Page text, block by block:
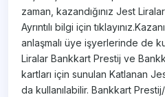
zaman, kazandığınız Jest
Ayrıntılı bilgi için
anlaşmalı üye işyerlerinde de
Liralar Bankkart Prestij ve
kartları için sunulan Katlanan
da kullanılabilir. Bankkart